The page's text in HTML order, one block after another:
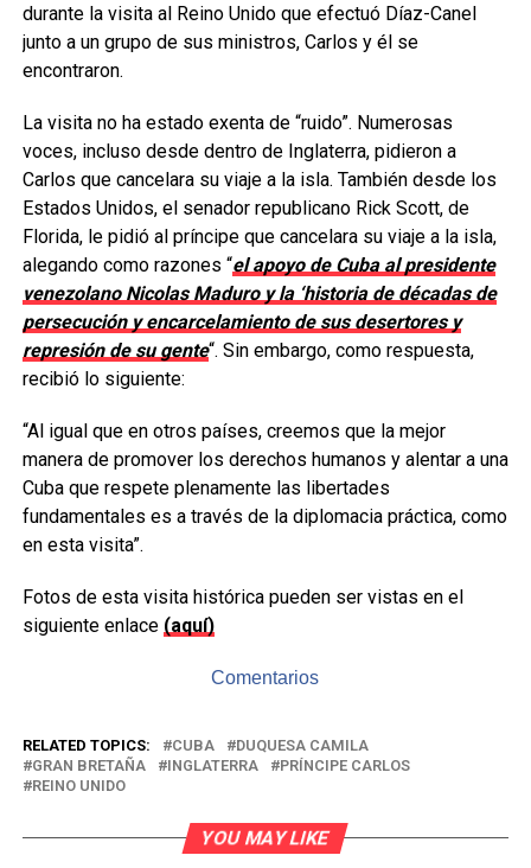
durante la visita al Reino Unido que efectuó Díaz-Canel
junto a un grupo de sus ministros, Carlos y él se
encontraron.
La visita no ha estado exenta de “ruido”. Numerosas
voces, incluso desde dentro de Inglaterra, pidieron a
Carlos que cancelara su viaje a la isla. También desde los
Estados Unidos, el senador republicano Rick Scott, de
Florida, le pidió al príncipe que cancelara su viaje a la isla,
alegando como razones “el apoyo de Cuba al presidente
venezolano Nicolas Maduro y la ‘historia de décadas de
persecución y encarcelamiento de sus desertores y
represión de su gente“. Sin embargo, como respuesta,
recibió lo siguiente:
“Al igual que en otros países, creemos que la mejor
manera de promover los derechos humanos y alentar a una
Cuba que respete plenamente las libertades
fundamentales es a través de la diplomacia práctica, como
en esta visita”.
Fotos de esta visita histórica pueden ser vistas en el
siguiente enlace (aquí)
Comentarios
RELATED TOPICS: CUBA
DUQUESA CAMILA
GRAN BRETAÑA
INGLATERRA
PRÍNCIPE CARLOS
REINO UNIDO
YOU MAY LIKE